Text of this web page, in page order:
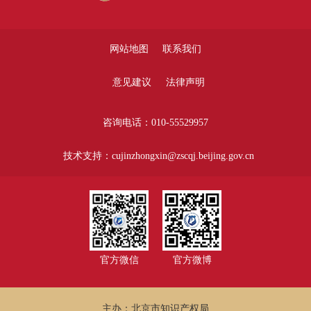
网站地图 联系我们
意见建议 法律声明
咨询电话：010-55529957
技术支持：cujinzhongxin@zscqj.beijing.gov.cn
官方微信 官方微博
主办：北京市知识产权局